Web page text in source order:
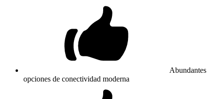
Abundantes
opciones de conectividad moderna